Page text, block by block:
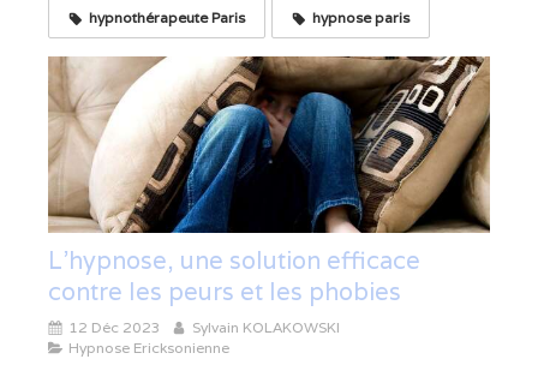
hypnothérapeute Paris hypnose paris
L'hypnose, une solution efficace
contre les peurs et les phobies
12 Déc 2023
Sylvain KOLAKOWSKI
Hypnose Ericksonienne